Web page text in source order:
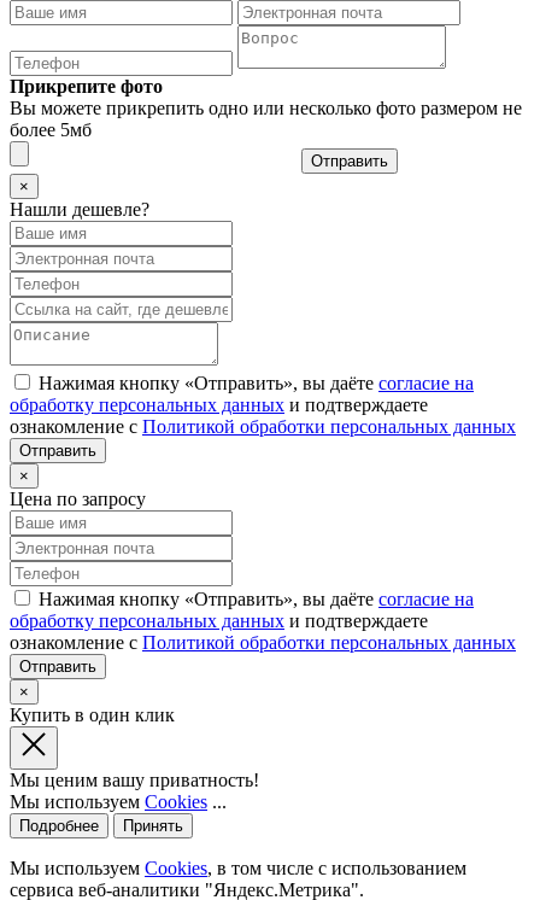
Прикрепите фото
Вы можете прикрепить одно или несколько фото размером не
более 5мб
Отправить
×
Нашли дешевле?
Нажимая кнопку «Отправить», вы даёте согласие на
обработку персональных данных и подтверждаете
ознакомление с Политикой обработки персональных данных
×
Цена по запросу
Нажимая кнопку «Отправить», вы даёте согласие на
обработку персональных данных и подтверждаете
ознакомление с Политикой обработки персональных данных
×
Купить в один клик
Мы ценим вашу приватность!
Мы используем Cookies ...
Подробнее Принять
Мы используем Cookies, в том числе с использованием
сервиса веб-аналитики "Яндекс.Метрика".